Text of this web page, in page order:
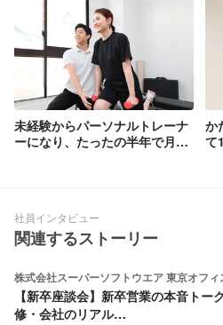
未経験からパーソナルトレーナ
ーになり、たったの半年で月間
か
て
社員インタビュー
関連するストーリー
株式会社スーパーソフトウエア 東京オフィ
【新卒座談会】新卒営業の本音トー
修・会社のリアル…